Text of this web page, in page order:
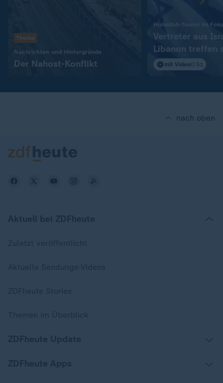
Thema
Nachrichten und Hintergründe
Der Nahost-Konflikt
Hisbollah-Tunnel im
Vertreter aus
Libanon treffen
in Rom
mit Video0:51
nach oben